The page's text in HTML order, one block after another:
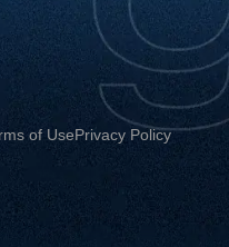
of UsePrivacy Policy